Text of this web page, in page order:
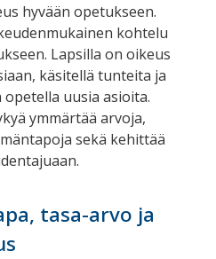
hyvään opetukseen.
kohtelu
Lapsilla on oikeus
käsitellä tunteita ja
uusia asioita.
ymmärtää arvoja,
sekä kehittää
tasa-arvo ja